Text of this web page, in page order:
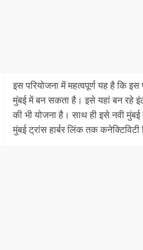
इस परियोजना में महत्वपूर्ण यह है कि
मुंबई में बन सकता है। इसे यहां बन रहे
की भी योजना है। साथ ही इसे नवी मुंबई
मुंबई ट्रांस हार्बर लिंक तक